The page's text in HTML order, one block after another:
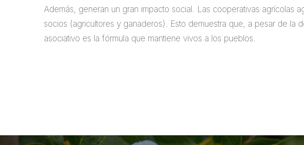
Además, generan un gran impacto social. Las cooperativas agrícolas
socios (agricultores y ganaderos). Esto demuestra que, a pesar de la
asociativo es la fórmula que mantiene vivos a los pueblos.